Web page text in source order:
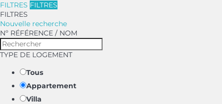
FILTRES FILTRES
FILTRES
Nouvelle recherche
Nº RÉFÉRENCE / NOM
TYPE DE LOGEMENT
Tous
Appartement
Villa